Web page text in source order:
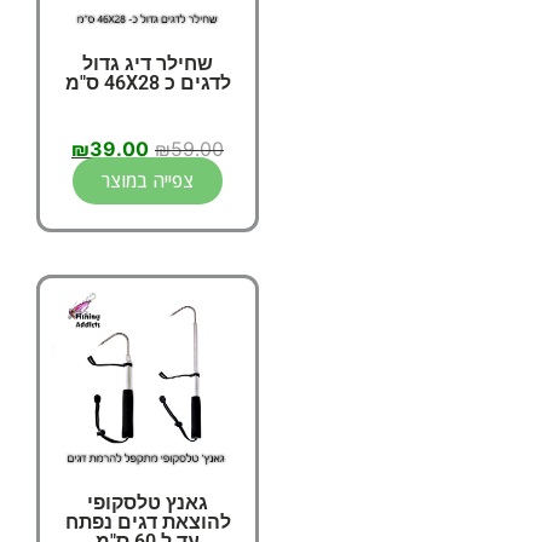
שחילר דיג גדול
לדגים כ 46X28 ס"מ
₪59.00
₪39.00
צפייה במוצר
גאנץ טלסקופי
להוצאת דגים נפתח